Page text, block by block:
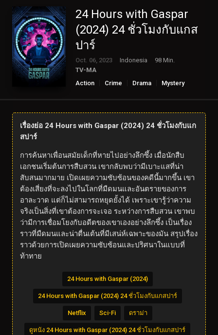
24 Hours with Gaspar
(2024) 24 ชั่วโมงกับแกส
ปาร์
Oct. 06, 2023 Indonesia
98 Min.
TV-MA
Action
Crime Drama
Mystery
เรื่องย่อ 24 Hours with Gaspar (2024) 24 ชั่วโมงกับแก
สปาร์
การค้นหาเพื่อนสมัยเด็กที่หายไปอย่างลึกซึ้ง เมื่อนักสืบ
เอกชนเริ่มต้นการสืบสวน เขากลับพบว่ามีเบาะแสที่น่า
สับสนมากมาย เปิดเผยความซับซ้อนของคดีนี้มากขึ้น เขา
ต้องเสี่ยงที่จะลงไปในโลกที่มืดมนและอันตรายของการ
อาละวาด แต่ก็ไม่สามารถหยุดยั้งได้ เพราะเขารู้ว่าความ
จริงเป็นสิ่งที่เขาต้องการจะเจอ ระหว่างการสืบสวน เขาพบ
ว่ามีการเชื่อมโยงกับอดีตของเขาเองอย่างลึกซึ้ง เป็นเรื่อง
ราวที่มืดมนและน่าตื่นเต้นที่มีเสน่ห์เฉพาะของมัน สรุปเรื่อง
ราวด้วยการเปิดเผยความซับซ้อนและปริศนาในแบบที่
ท้าทาย
24 Hours with Gaspar (2024)
24 Hours with Gaspar (2024) 24 ชั่วโมงกับแกสปาร์
Netflix Sci-Fi ดราม่า
ดูหนัง 24 Hours with Gaspar (2024) 24 ชั่วโมงกับแกสปาร์